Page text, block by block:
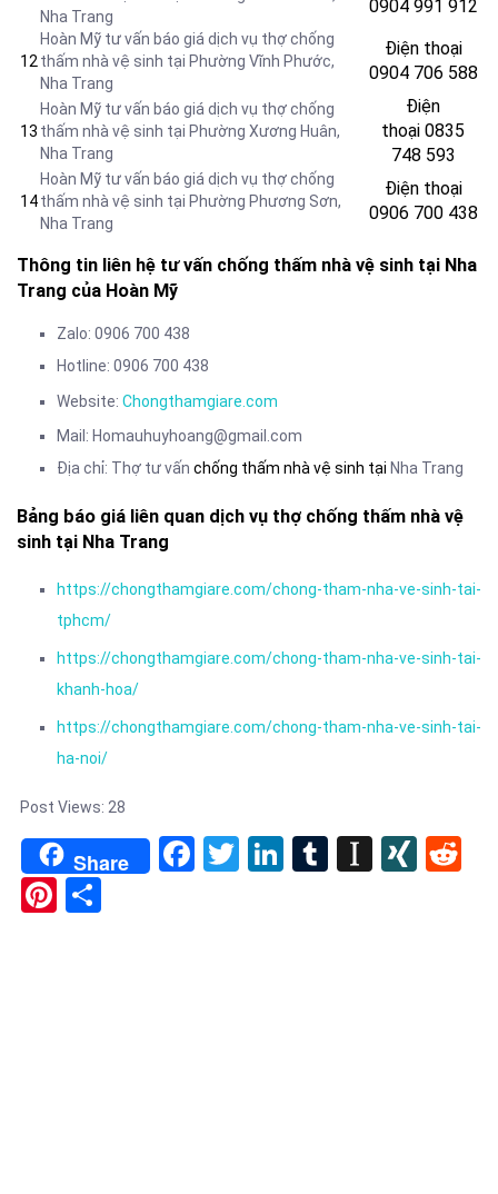
Nha Trang
0904 991 912
12
Hoàn Mỹ tư vấn báo giá dịch vụ thợ chống
thấm nhà vệ sinh tại Phường Vĩnh Phước,
Nha Trang
Điện thoại
0904 706 588
13
Hoàn Mỹ tư vấn báo giá dịch vụ thợ chống
thấm nhà vệ sinh tại Phường Xương Huân,
Nha Trang
Điện
thoại 0835
748 593
14
Hoàn Mỹ tư vấn báo giá dịch vụ thợ chống
thấm nhà vệ sinh tại Phường Phương Sơn,
Nha Trang
Điện thoại
0906 700 438
Thông tin liên hệ tư vấn chống thấm nhà vệ sinh tại Nha
Trang của Hoàn Mỹ
Zalo: 0906 700 438
Hotline: 0906 700 438
Website: Chongthamgiare.com
Mail: Homauhuyhoang@gmail.com
Địa chỉ: Thợ tư vấn chống thấm nhà vệ sinh tại Nha Trang
Bảng báo giá liên quan dịch vụ thợ chống thấm nhà vệ
sinh tại Nha Trang
https://chongthamgiare.com/chong-tham-nha-ve-sinh-tai-
tphcm/
https://chongthamgiare.com/chong-tham-nha-ve-sinh-tai-
khanh-hoa/
https://chongthamgiare.com/chong-tham-nha-ve-sinh-tai-
ha-noi/
Post Views: 28
Share Facebook
TwitterLinkedIn
Tumblr
Pinterest